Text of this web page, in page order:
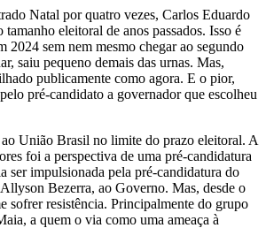
Natal por quatro vezes, Carlos Eduardo
tamanho eleitoral de anos passados. Isso é
2024 sem nem mesmo chegar ao segundo
saiu pequeno demais das urnas. Mas,
publicamente como agora. E o pior,
pré-candidato a governador que escolheu
União Brasil no limite do prazo eleitoral. A
foi a perspectiva de uma pré-candidatura
ser impulsionada pela pré-candidatura do
Bezerra, ao Governo. Mas, desde o
sofrer resistência. Principalmente do grupo
a quem o via como uma ameaça à